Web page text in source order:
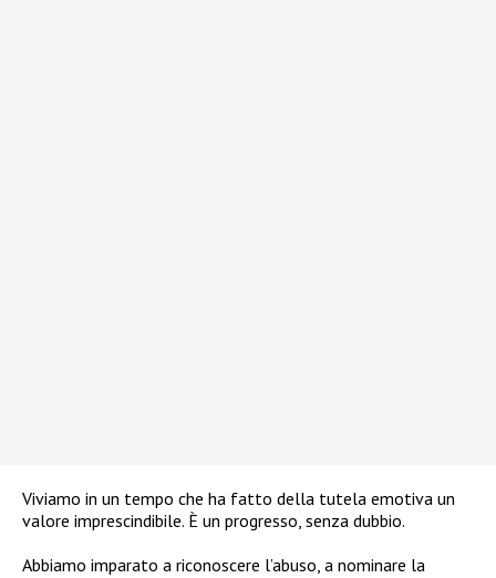
Viviamo in un tempo che ha fatto della tutela emotiva un
valore imprescindibile. È un progresso, senza dubbio.
Abbiamo imparato a riconoscere l’abuso, a nominare la